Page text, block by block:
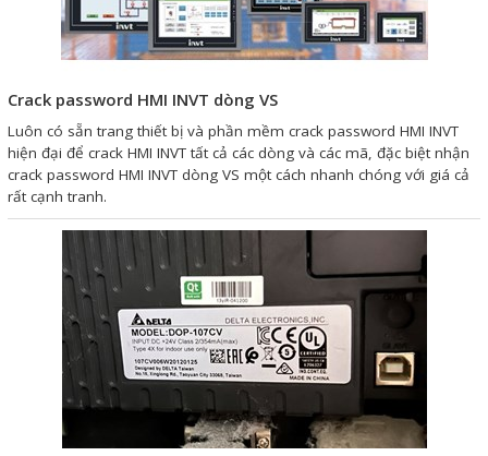
Crack password HMI INVT dòng VS
Luôn có sẵn trang thiết bị và phần mềm crack password HMI INVT
hiện đại để crack HMI INVT tất cả các dòng và các mã, đặc biệt nhận
crack password HMI INVT dòng VS một cách nhanh chóng với giá cả
rất cạnh tranh.